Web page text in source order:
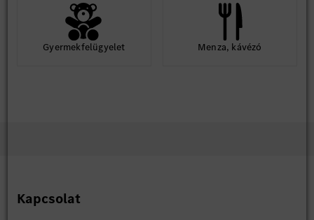
Gyermekfelügyelet Menza, kávézó
Kapcsolat